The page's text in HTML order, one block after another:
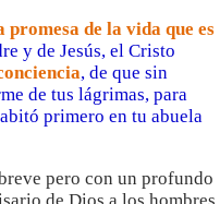
promesa de la vida que es
y de Jesús, el Cristo
, de que sin
de tus lágrimas, para
primero en tu abuela
pero con un profundo